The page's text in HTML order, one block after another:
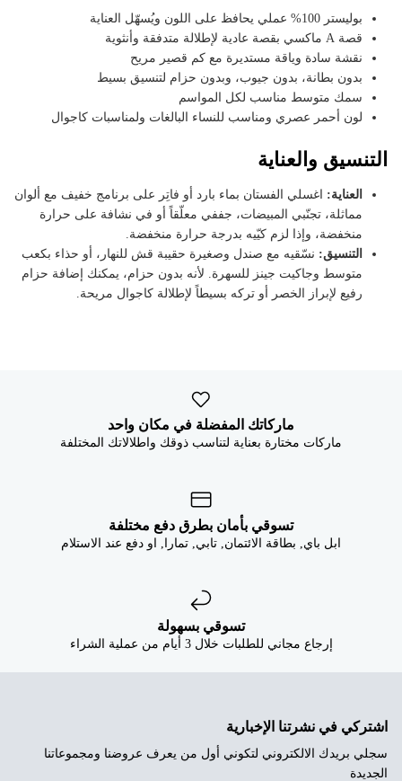
بوليستر 100% عملي يحافظ على اللون ويُسهّل العناية
قصة A ماكسي بقصة عادية لإطلالة متدفقة وأنثوية
نقشة سادة وياقة مستديرة مع كم قصير مريح
بدون بطانة، بدون جيوب، وبدون حزام لتنسيق بسيط
سمك متوسط مناسب لكل المواسم
لون أحمر عصري ومناسب للنساء البالغات ولمناسبات كاجوال
التنسيق والعناية
العناية: اغسلي الفستان بماء بارد أو فاتِر على برنامج خفيف مع ألوان
مماثلة، تجنّبي المبيضات، جففي معلّقاً أو في نشافة على حرارة
منخفضة، وإذا لزم كيّيه بدرجة حرارة منخفضة.
التنسيق: نسّقيه مع صندل وصغيرة حقيبة قش للنهار، أو حذاء بكعب
متوسط وجاكيت جينز للسهرة. لأنه بدون حزام، يمكنك إضافة حزام
رفيع لإبراز الخصر أو تركه بسيطاً لإطلالة كاجوال مريحة.
ماركاتك المفضلة في مكان واحد
ماركات مختارة بعناية لتناسب ذوقك واطلالاتك المختلفة
تسوقي بأمان بطرق دفع مختلفة
ابل باي, بطاقة الائتمان, تابي, تمارا, او دفع عند الاستلام
تسوقي بسهولة
إرجاع مجاني للطلبات خلال 3 أيام من عملية الشراء
اشتركي في نشرتنا الإخبارية
سجلي بريدك الالكتروني لتكوني أول من يعرف عروضنا ومجموعاتنا
الجديدة